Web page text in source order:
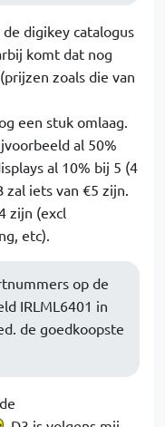
digikey catalogus
komt dat nog
zoals die van
een stuk omlaag.
al 50%
al 10% bij 5 (4
zal iets van €5 zijn.
zijn (excl
etc).
op de
IRLML6401 in
de goedkoopste